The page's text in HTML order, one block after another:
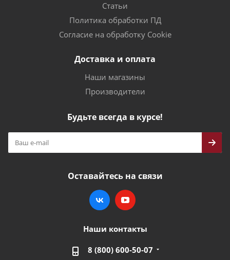
Статьи
Политика обработки ПД
Согласие на обработку Cookie
Доставка и оплата
Наши магазины
Производители
Будьте всегда в курсе!
Оставайтесь на связи
Наши контакты
8 (800) 600-50-07